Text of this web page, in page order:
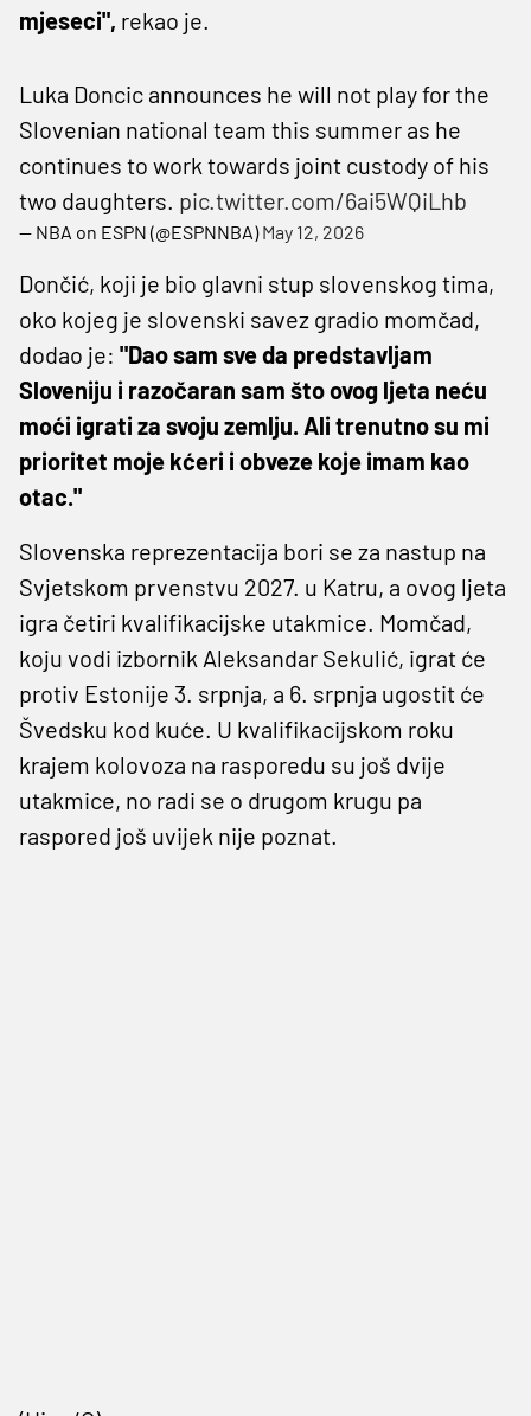
mjeseci", rekao je.
Luka Doncic announces he will not play for the
Slovenian national team this summer as he
continues to work towards joint custody of his
two daughters. pic.twitter.com/6ai5WQiLhb
— NBA on ESPN (@ESPNNBA)May 12, 2026
Dončić, koji je bio glavni stup slovenskog tima,
oko kojeg je slovenski savez gradio momčad,
dodao je: "Dao sam sve da predstavljam
Sloveniju i razočaran sam što ovog ljeta neću
moći igrati za svoju zemlju. Ali trenutno su mi
prioritet moje kćeri i obveze koje imam kao
otac."
Slovenska reprezentacija bori se za nastup na
Svjetskom prvenstvu 2027. u Katru, a ovog ljeta
igra četiri kvalifikacijske utakmice. Momčad,
koju vodi izbornik Aleksandar Sekulić, igrat će
protiv Estonije 3. srpnja, a 6. srpnja ugostit će
Švedsku kod kuće. U kvalifikacijskom roku
krajem kolovoza na rasporedu su još dvije
utakmice, no radi se o drugom krugu pa
raspored još uvijek nije poznat.